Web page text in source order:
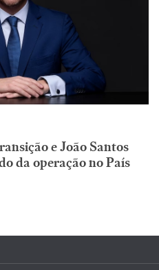
e João Santos
da operação no País